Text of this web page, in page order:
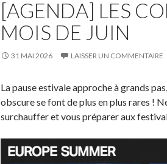
[AGENDA] LES
MOIS DE JUIN
31 MAI 2026 LAISSER UN COMMENTAIRE
La pause estivale approche à grands
obscure se font de plus en plus rares !
surchauffer et vous préparer aux